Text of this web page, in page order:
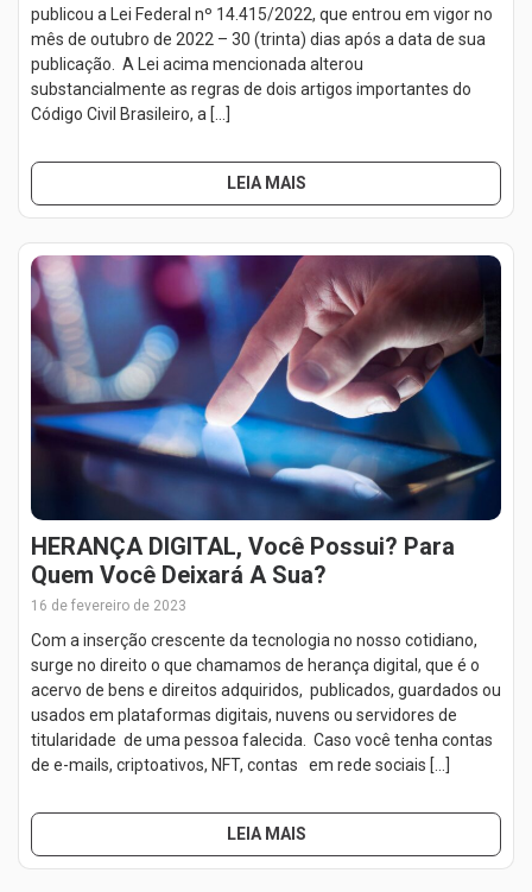
publicou a Lei Federal nº 14.415/2022, que entrou em vigor no
mês de outubro de 2022 – 30 (trinta) dias após a data de sua
publicação. A Lei acima mencionada alterou
substancialmente as regras de dois artigos importantes do
Código Civil Brasileiro, a […]
LEIA MAIS
HERANÇA DIGITAL, Você Possui? Para
Quem Você Deixará A Sua?
16 de fevereiro de 2023
Com a inserção crescente da tecnologia no nosso cotidiano,
surge no direito o que chamamos de herança digital, que é o
acervo de bens e direitos adquiridos, publicados, guardados ou
usados em plataformas digitais, nuvens ou servidores de
titularidade de uma pessoa falecida. Caso você tenha contas
de e-mails, criptoativos, NFT, contas em rede sociais […]
LEIA MAIS